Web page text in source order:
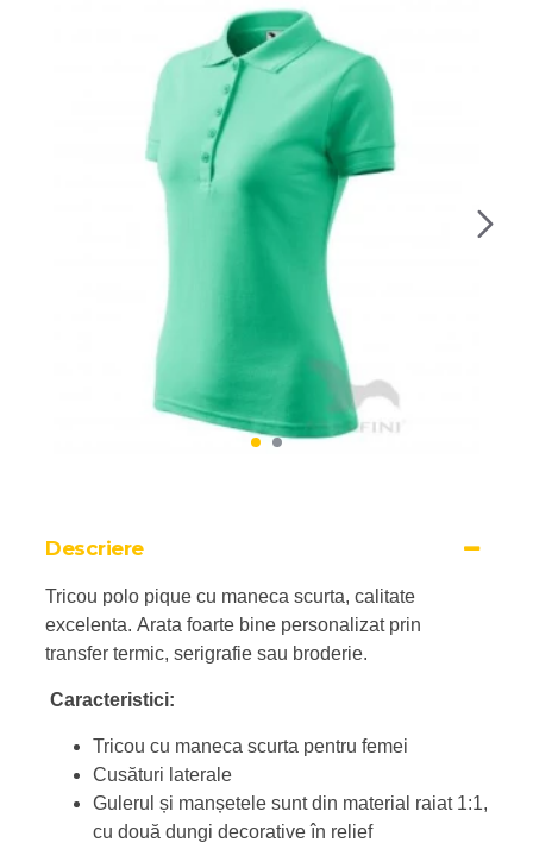
Descriere
Tricou polo pique cu maneca scurta, calitate
excelenta. Arata foarte bine personalizat prin
transfer termic, serigrafie sau broderie.
Caracteristici:
Tricou cu maneca scurta pentru femei
Cusături laterale
Gulerul și manșetele sunt din material raiat 1:1,
cu două dungi decorative în relief